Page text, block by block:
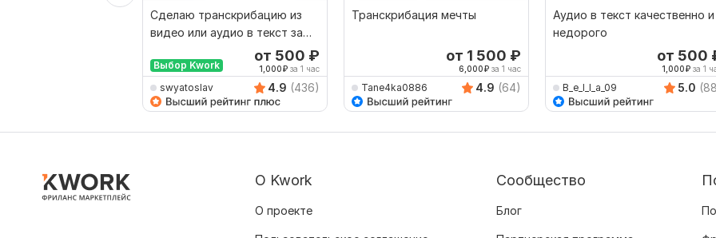
Сделаю транскрибацию из
видео или аудио в текст за
Выбор Kwork
от 500 ₽
1,000₽ за 1 час
swyatoslav 4.9 (436)
Транскрибация мечты
от 1 500 ₽
6,000₽ за 1 час
Tane4ka0886 4.9 (64)
Аудио в текст качественно и
недорого
от 500
1,000₽ за 1
B_e_l_l_a_09 5.0
О Kwork
О проекте
Сообщество
Блог